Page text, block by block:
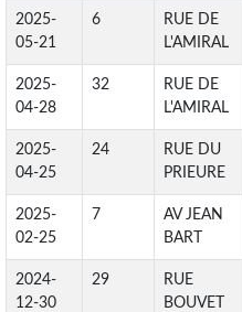
2025-
05-21
6
RUE DE
L'AMIRAL
2025-
04-28
32
RUE DE
L'AMIRAL
2025-
04-25
24
RUE DU
PRIEURE
2025-
02-25
7
AV JEAN
BART
2024-
12-30
29
RUE
BOUVET